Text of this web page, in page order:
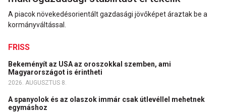
A piacok növekedésorientált gazdasági jövőképet áraztak be a
kormányváltással.
FRISS
Bekeményít az USA az oroszokkal szemben, ami
Magyarországot is érintheti
2026. AUGUSZTUS 8.
A spanyolok és az olaszok immár csak útlevéllel mehetnek
egymáshoz